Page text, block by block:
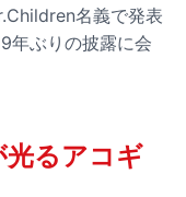
名義で発表
年ぶりの披露に会
光るアコギ